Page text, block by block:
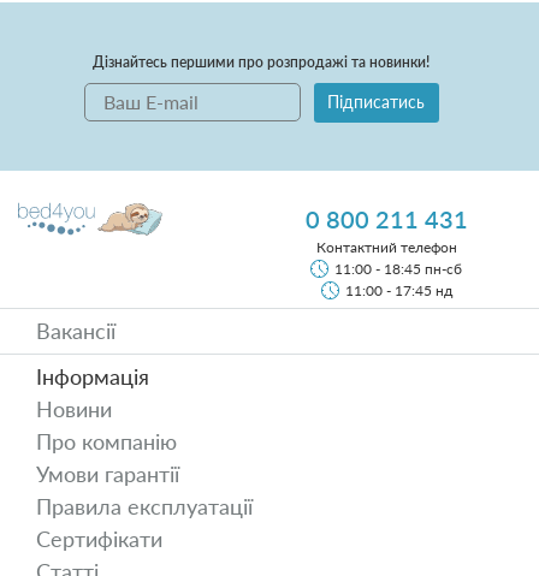
Дізнайтесь першими про розпродажі та новинки!
Підписатись
0 800 211 431
Контактний телефон
11:00 - 18:45 пн-сб
11:00 - 17:45 нд
Вакансії
Інформація
Новини
Про компанію
Умови гарантії
Правила експлуатації
Сертифікати